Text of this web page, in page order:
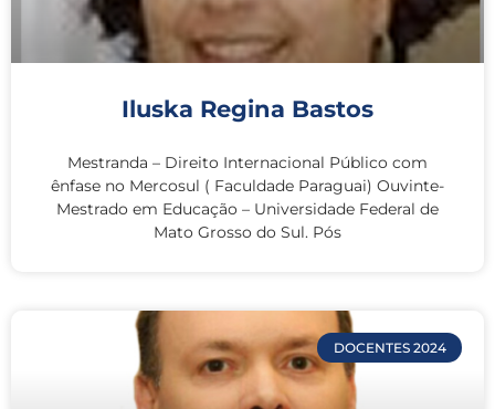
Iluska Regina Bastos
Mestranda – Direito Internacional Público com
ênfase no Mercosul ( Faculdade Paraguai) Ouvinte-
Mestrado em Educação – Universidade Federal de
Mato Grosso do Sul. Pós
DOCENTES 2024